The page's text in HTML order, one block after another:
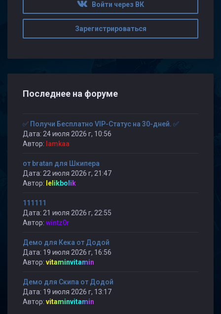
Войти через ВК
Зарегистрироваться
Последнее на форуме
✅ Получи Бесплатно VIP-Статус на 30-дней. ✅
Дата: 24 июля 2026 г, 10:56
Автор: lamkaa
от bratan для Шкипера
Дата: 22 июля 2026 г, 21:47
Автор: lelikbolik
111111
Дата: 21 июля 2026 г, 22:55
Автор: wintz0r
Демо для Кека от Додой
Дата: 19 июля 2026 г, 16:56
Автор: vitaminvitamin
Демо для Скипа от Додой
Дата: 19 июля 2026 г, 13:17
Автор: vitaminvitamin